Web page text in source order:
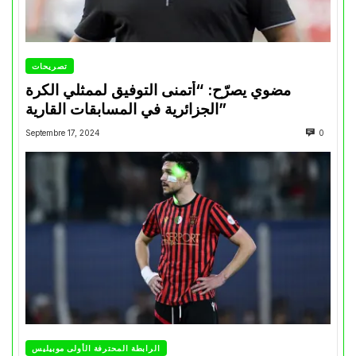
تصريحات
مضوي يصرّح: “أتمنى التوفيق لممثلي الكرة
الجزائرية في المسابقات القارية”
Septembre 17, 2024 0
الرابطة المحترفة الأولى موبيليس